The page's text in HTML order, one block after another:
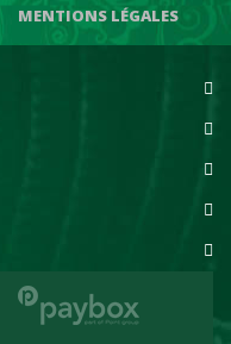
MENTIONS LÉGALES